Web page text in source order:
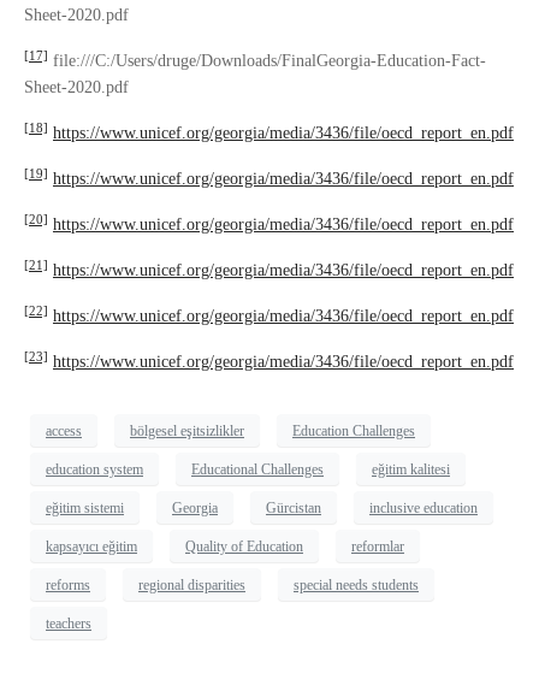
Sheet-2020.pdf
[17] file:///C:/Users/druge/Downloads/FinalGeorgia-Education-Fact-
Sheet-2020.pdf
[18] https://www.unicef.org/georgia/media/3436/file/oecd_report_en.pdf
[19] https://www.unicef.org/georgia/media/3436/file/oecd_report_en.pdf
[20] https://www.unicef.org/georgia/media/3436/file/oecd_report_en.pdf
[21] https://www.unicef.org/georgia/media/3436/file/oecd_report_en.pdf
[22] https://www.unicef.org/georgia/media/3436/file/oecd_report_en.pdf
[23] https://www.unicef.org/georgia/media/3436/file/oecd_report_en.pdf
access bölgesel eşitsizlikler Education Challenges
education system Educational Challenges eğitim kalitesi
eğitim sistemi Georgia Gürcistan inclusive education
kapsayıcı eğitim Quality of Education reformlar
reforms regional disparities special needs students
teachers